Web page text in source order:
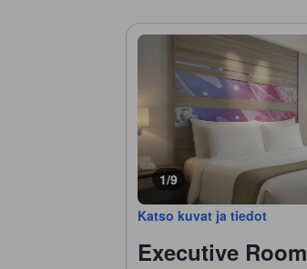
1/9
Katso kuvat ja tiedot
Executive Room